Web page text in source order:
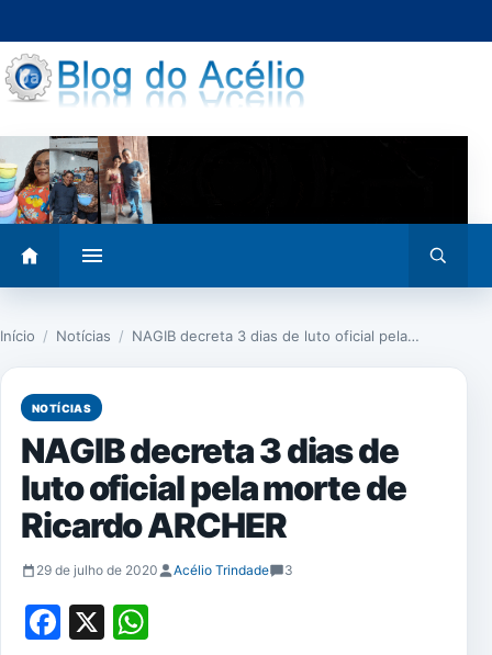
para
o
conteúdo
menu
busca
Início / Notícias / NAGIB decreta 3 dias de luto oficial pela…
NOTÍCIAS
NAGIB decreta 3 dias de
luto oficial pela morte de
Ricardo ARCHER
29 de julho de 2020 Acélio Trindade 3
Facebook
X